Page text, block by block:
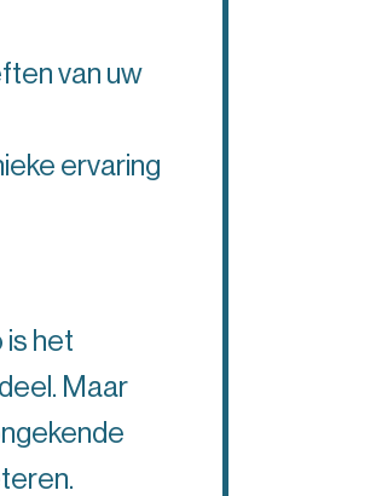
van uw
ervaring
is het
Maar